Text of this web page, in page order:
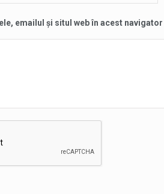
emailul și situl web în acest